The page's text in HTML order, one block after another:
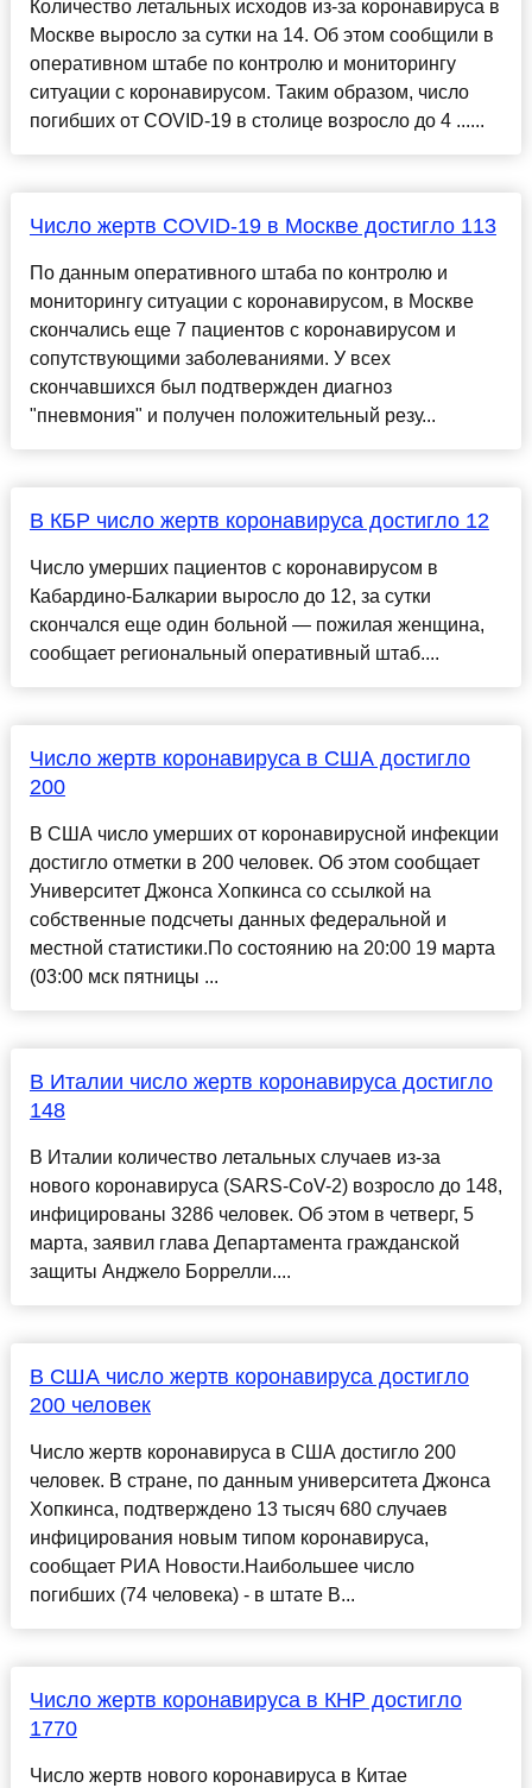
Количество летальных исходов из-за коронавируса в
Москве выросло за сутки на 14. Об этом сообщили в
оперативном штабе по контролю и мониторингу
ситуации с коронавирусом. Таким образом, число
погибших от СOVID-19 в столице возросло до 4 ......
Число жертв COVID-19 в Москве достигло 113
По данным оперативного штаба по контролю и
мониторингу ситуации с коронавирусом, в Москве
скончались еще 7 пациентов с коронавирусом и
сопутствующими заболеваниями. У всех
скончавшихся был подтвержден диагноз
"пневмония" и получен положительный резу...
В КБР число жертв коронавируса достигло 12
Число умерших пациентов с коронавирусом в
Кабардино-Балкарии выросло до 12, за сутки
скончался еще один больной — пожилая женщина,
сообщает региональный оперативный штаб....
Число жертв коронавируса в США достигло
200
В США число умерших от коронавирусной инфекции
достигло отметки в 200 человек. Об этом сообщает
Университет Джонса Хопкинса со ссылкой на
собственные подсчеты данных федеральной и
местной статистики.По состоянию на 20:00 19 марта
(03:00 мск пятницы ...
В Италии число жертв коронавируса достигло
148
В Италии количество летальных случаев из-за
нового коронавируса (SARS-CoV-2) возросло до 148,
инфицированы 3286 человек. Об этом в четверг, 5
марта, заявил глава Департамента гражданской
защиты Анджело Боррелли....
В США число жертв коронавируса достигло
200 человек
Число жертв коронавируса в США достигло 200
человек. В стране, по данным университета Джонса
Хопкинса, подтверждено 13 тысяч 680 случаев
инфицирования новым типом коронавируса,
сообщает РИА Новости.Наибольшее число
погибших (74 человека) - в штате В...
Число жертв коронавируса в КНР достигло
1770
Число жертв нового коронавируса в Китае